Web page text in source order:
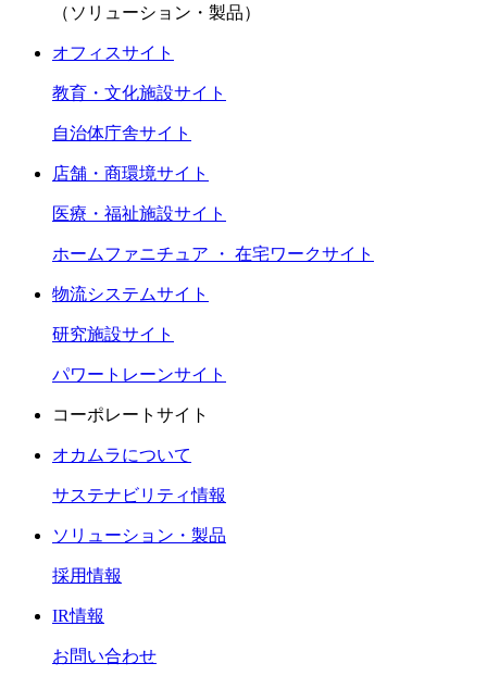
（ソリューション・製品）
オフィスサイト
教育・文化施設サイト
自治体庁舎サイト
店舗・商環境サイト
医療・福祉施設サイト
ホームファニチュア ・ 在宅ワークサイト
物流システムサイト
研究施設サイト
パワートレーンサイト
コーポレートサイト
オカムラについて
サステナビリティ情報
ソリューション・製品
採用情報
IR情報
お問い合わせ